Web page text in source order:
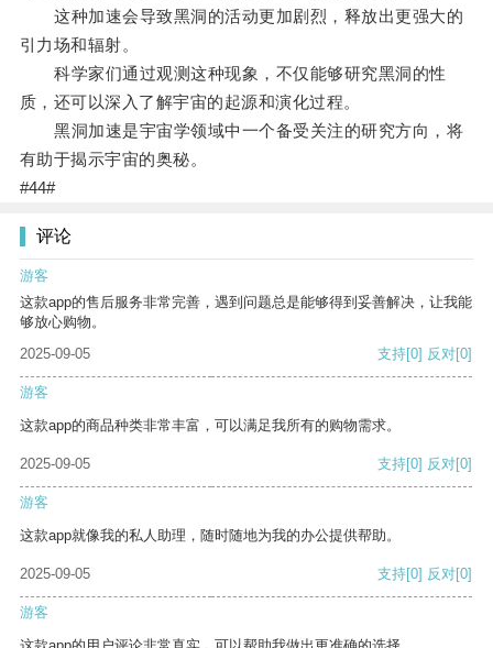
这种加速会导致黑洞的活动更加剧烈，释放出更强大的
引力场和辐射。
科学家们通过观测这种现象，不仅能够研究黑洞的性
质，还可以深入了解宇宙的起源和演化过程。
黑洞加速是宇宙学领域中一个备受关注的研究方向，将
有助于揭示宇宙的奥秘。
#44#
评论
游客
这款app的售后服务非常完善，遇到问题总是能够得到妥善解决，让我能
够放心购物。
2025-09-05
支持[0] 反对[0]
游客
这款app的商品种类非常丰富，可以满足我所有的购物需求。
2025-09-05 支持[0] 反对[0]
游客
这款app就像我的私人助理，随时随地为我的办公提供帮助。
2025-09-05 支持[0] 反对[0]
游客